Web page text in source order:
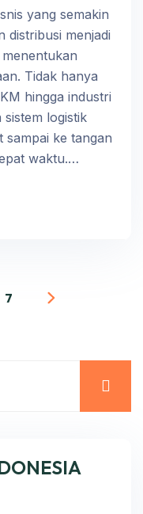
yang semakin
distribusi menjadi
Tidak hanya
hingga industri
logistik
sampai ke tangan
waktu.…
7